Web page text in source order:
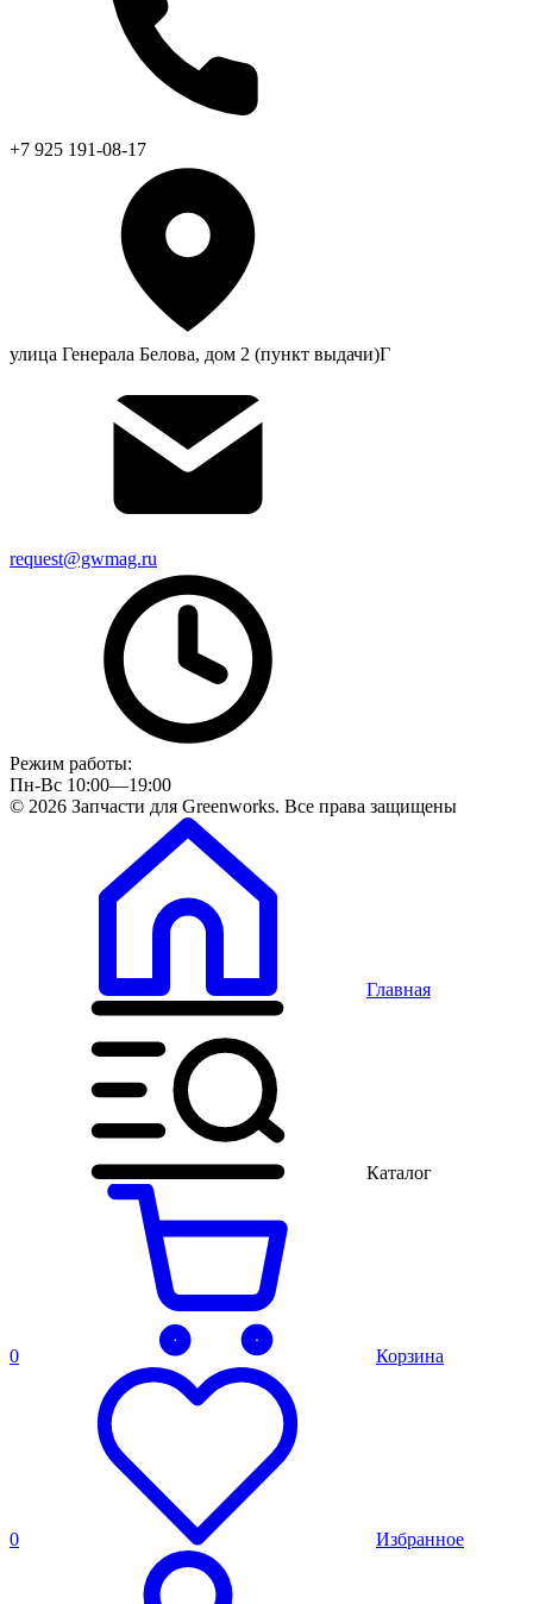
+7 925 191-08-17
улица Генерала Белова, дом 2 (пункт выдачи)Г
request@gwmag.ru
Режим работы:
Пн-Вс 10:00—19:00
© 2026 Запчасти для Greenworks. Все права защищены
Главная
Каталог
0 Корзина
0 Избранное